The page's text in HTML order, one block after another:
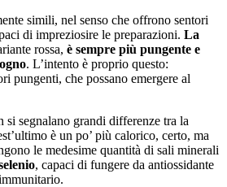
simili, nel senso che offrono sentori
di impreziosire le preparazioni. La
rossa, è sempre più pungente e
. L’intento è proprio questo:
pungenti, che possano emergere al
si segnalano grandi differenze tra la
è un po’ più calorico, certo, ma
le medesime quantità di sali minerali
, capaci di fungere da antiossidante